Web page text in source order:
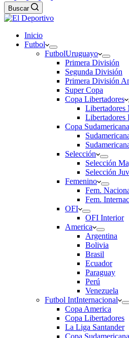
Buscar
Inicio
Futbol
FutbolUruguayo
Primera División
Segunda División
Primera División
Super Copa
Copa Libertadores
Libertadores
Libertadores
Copa Sudamericana
Selección
Selección
Selección
Femenino
Fem.
Fem.
OFI
OFI Interior
America
Argentina
Bolivia
Brasil
Ecuador
Paraguay
Perú
Venezuela
Futbol IntInternacional
Copa America
Copa Libertadores
La Liga Santander
Copa Sudamericana